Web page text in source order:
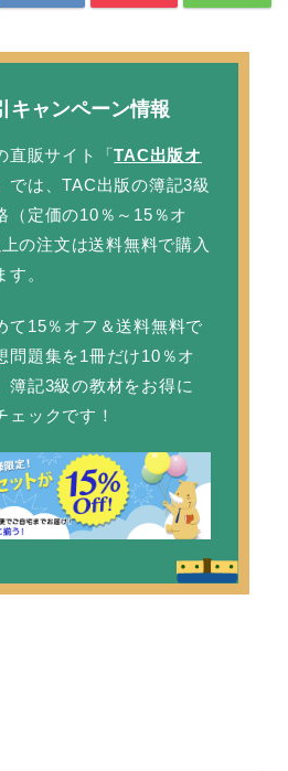
キャンペーン情報
直販サイト「TAC出版オ
では、TAC出版の簿記3級
（定価の10％～15％オ
の注文は送料無料で購入
。
て15％オフ＆送料無料で
問題集を1冊だけ10％オ
簿記3級の教材をお得に
ェックです！